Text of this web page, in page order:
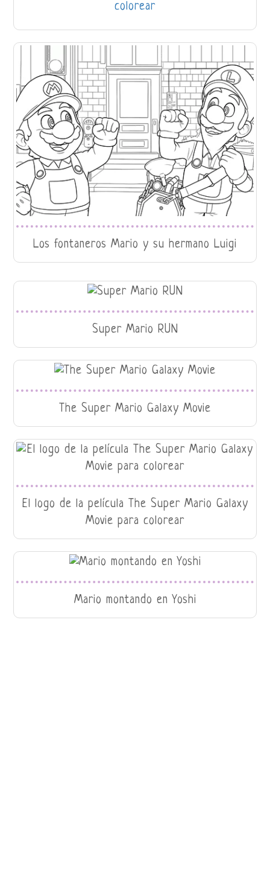
colorear
Los fontaneros Mario y su hermano Luigi
Super Mario RUN
The Super Mario Galaxy Movie
El logo de la película The Super Mario Galaxy
Movie para colorear
Mario montando en Yoshi